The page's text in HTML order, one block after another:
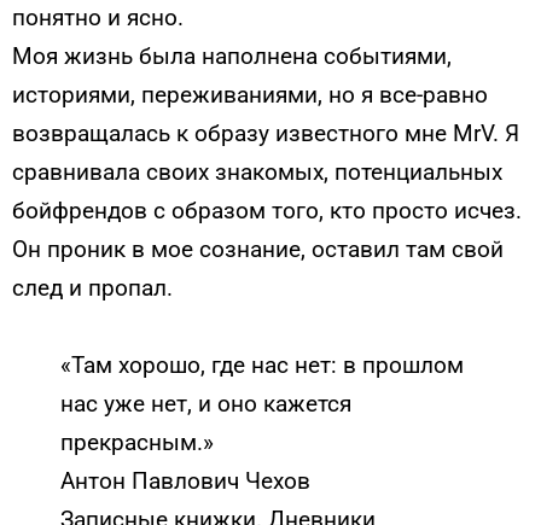
понятно и ясно.
Моя жизнь была наполнена событиями,
историями, переживаниями, но я все-равно
возвращалась к образу известного мне MrV. Я
сравнивала своих знакомых, потенциальных
бойфрендов с образом того, кто просто исчез.
Он проник в мое сознание, оставил там свой
след и пропал.
«Там хорошо, где нас нет: в прошлом
нас уже нет, и оно кажется
прекрасным.»
Антон Павлович Чехов